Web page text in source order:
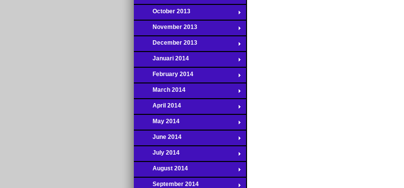
October 2013
November 2013
December 2013
Januari 2014
February 2014
March 2014
April 2014
May 2014
June 2014
July 2014
August 2014
September 2014